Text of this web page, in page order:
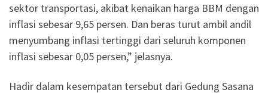
sektor transportasi, akibat kenaikan harga BBM dengan
inflasi sebesar 9,65 persen. Dan beras turut ambil andil
menyumbang inflasi tertinggi dari seluruh komponen
inflasi sebesar 0,05 persen,” jelasnya.
Hadir dalam kesempatan tersebut dari Gedung Sasana